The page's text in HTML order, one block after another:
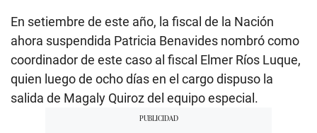
En setiembre de este año, la fiscal de la Nación
ahora suspendida Patricia Benavides nombró como
coordinador de este caso al fiscal Elmer Ríos Luque,
quien luego de ocho días en el cargo dispuso la
salida de Magaly Quiroz del equipo especial.